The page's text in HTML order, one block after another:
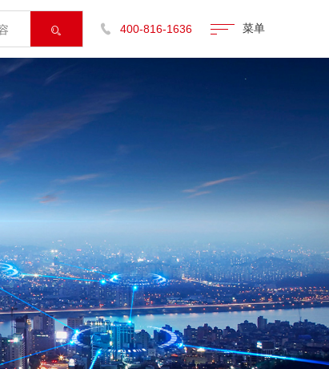
  400-816-1636 菜单